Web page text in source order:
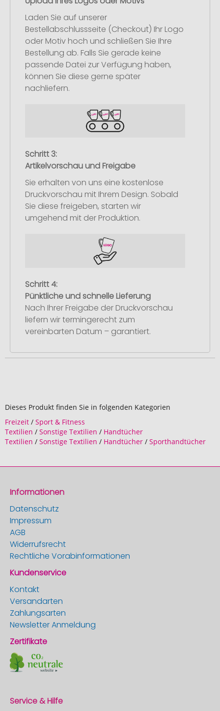
Laden Sie auf unserer
Bestellabschlussseite (Checkout) Ihr Logo
oder Motiv hoch und schließen Sie Ihre
Bestellung ab. Falls Sie gerade keine
passende Datei zur Verfügung haben,
können Sie diese gerne später
nachliefern.
Schritt 3:
Artikelvorschau und Freigabe
Sie erhalten von uns eine kostenlose
Druckvorschau mit Ihrem Design. Sobald
Sie diese freigeben, starten wir
umgehend mit der Produktion.
Schritt 4:
Pünktliche und schnelle Lieferung
Nach Ihrer Freigabe der Druckvorschau
liefern wir termingerecht zum
vereinbarten Datum – garantiert.
Dieses Produkt finden Sie in folgenden Kategorien
Freizeit / Sport & Fitness
Textilien / Sonstige Textilien / Handtücher
Textilien / Sonstige Textilien / Handtücher / Sporthandtücher
Informationen
Datenschutz
Impressum
AGB
Widerrufsrecht
Rechtliche Vorabinformationen
Kundenservice
Kontakt
Versandarten
Zahlungsarten
Newsletter Anmeldung
Zertifikate
Service & Hilfe